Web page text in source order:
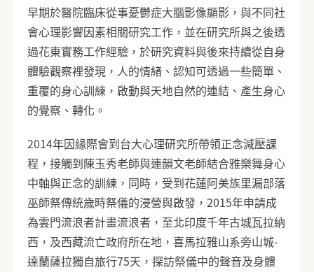
早期於醫院臨床從事憂鬱症大腦影像顯影，與不同社
會心理影響因素相關研究工作，並在研究所與之後透
過花東實務工作經驗，於研究資料與後來持續從自身
體驗觀察裡發現，人的情緒、認知可透過一些簡單、
重覆的身心訓練，啟動與天地自然的連結、產生身心
的覺察、轉化。
2014年因緣際會到台大心理研究所帶領正念減壓課
程，接觸到陳玉秀老師與連韻文老師結合雅樂舞身心
中軸與正念的訓練，同時，受到花蓮阿美族里漏部落
巫師祭傳統歲時祭儀的浸營與啟發，2015年申請成
為雲門流浪者計畫流浪者，至北印度千年古城瓦拉納
西，及西藏流亡政府所在地，喜馬拉雅山系旁山城-
達蘭薩拉獨自旅行75天，探訪祭儀中的聲音及身體